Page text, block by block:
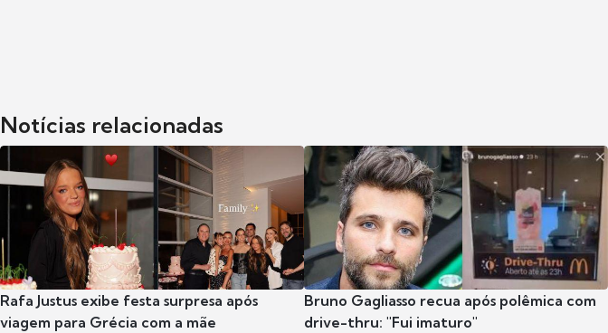
Notícias relacionadas
Rafa Justus exibe festa surpresa após
viagem para Grécia com a mãe
Bruno Gagliasso recua após polêmica com
drive-thru: "Fui imaturo"